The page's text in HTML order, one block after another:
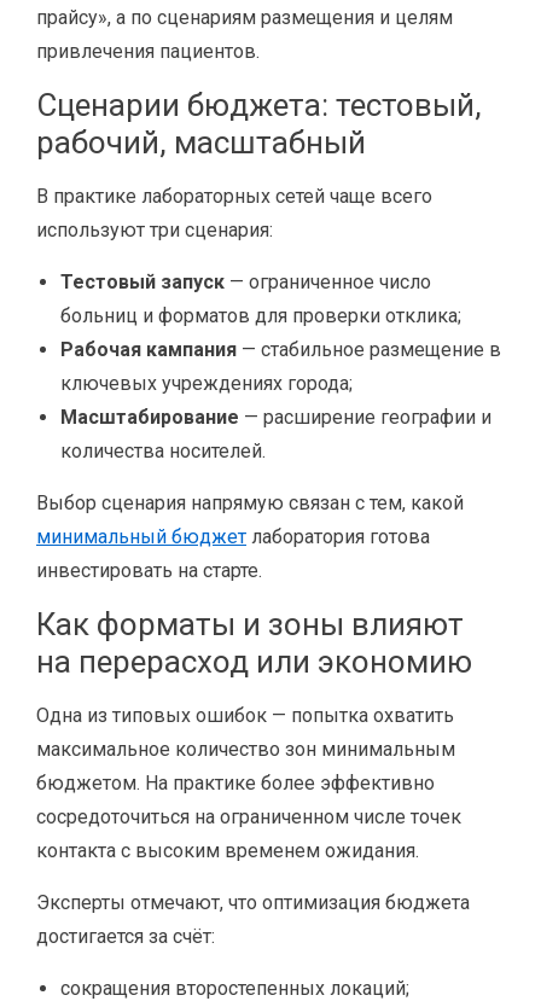
прайсу», а по сценариям размещения и целям
привлечения пациентов.
Сценарии бюджета: тестовый,
рабочий, масштабный
В практике лабораторных сетей чаще всего
используют три сценария:
Тестовый запуск — ограниченное число
больниц и форматов для проверки отклика;
Рабочая кампания — стабильное размещение в
ключевых учреждениях города;
Масштабирование — расширение географии и
количества носителей.
Выбор сценария напрямую связан с тем, какой
минимальный бюджет лаборатория готова
инвестировать на старте.
Как форматы и зоны влияют
на перерасход или экономию
Одна из типовых ошибок — попытка охватить
максимальное количество зон минимальным
бюджетом. На практике более эффективно
сосредоточиться на ограниченном числе точек
контакта с высоким временем ожидания.
Эксперты отмечают, что оптимизация бюджета
достигается за счёт:
сокращения второстепенных локаций;